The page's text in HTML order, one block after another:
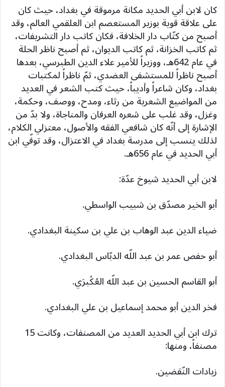
كان لابن أبي الحديد مكانة مرموقة في بغداد، حيث كان
على علاقة قوية بوزير المستعصم ابن العلقمي العالم، وقد
أصبح من كتّاب دار الخلافة، فكان كاتب دار التشريفات،
ثم كاتب الخزانة، ثم كاتب الديوان، ثم أصبح ناظر الحلة
في عام 642هـ، ووزيراً للأمير علاء الدين الطبرسي، بعدها
أصبح ناظراً للمستشفى العضدي، ثمّ ناظراً لمكتبات
بغداد، وكان شاعراً وأديباً، حيث كتب الشعر في العديد
من المواضيع الشعرية من رثاء، ومدح، ووصف، وحكمة،
وغزل، وقد غلب على شعره العرفان والمناجاة، ولا بدّ من
الإشارة إلى أنّه كان شافعي الفقه والأصول، معتزلي الكلام،
لذلك ينسب إلى مدرسة بغداد في الاعتزال، وقد توفّي ابن
أبي الحديد في عام 656هـ.
لابن أبي الحديد شيوخ عدّة:
أبو الخير مصدّق بن شبيب الواسطي.
ضياء الدين عبد الوهاب بن علي بن سكينة البغدادي.
أبو حفص عمر بن عبد اللّه الدبّاس البغدادي.
أبو القاسم الحسين بن عبد اللّه العُكْبرَي.
فخر الدين أبو محمد إسماعيل بن علي البغدادي.
ترك ابن أبي الحديد العديد من المصنفات، وكانت 15
مصنفاً، ومنها:
زيادات النّقضين.